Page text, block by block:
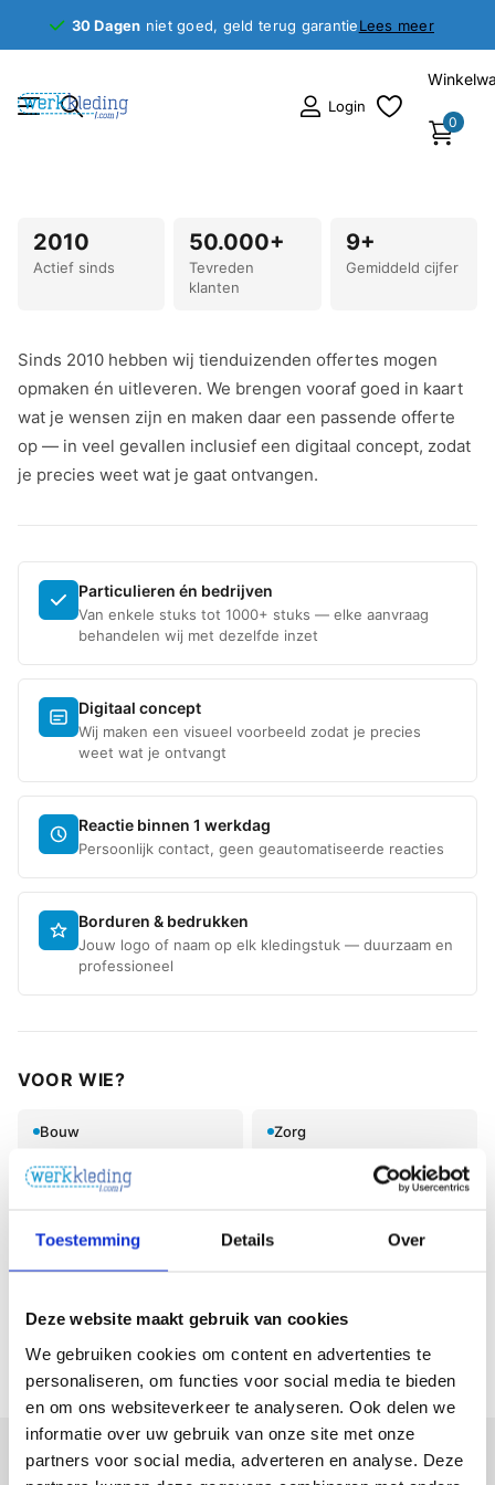
Toestemming Details Over
Deze website maakt gebruik van cookies
We gebruiken cookies om content en advertenties te
personaliseren, om functies voor social media te bieden
en om ons websiteverkeer te analyseren. Ook delen we
informatie over uw gebruik van onze site met onze
partners voor social media, adverteren en analyse. Deze
30 Dagen niet goed, geld terug garantieLees meer
30 Dagen
Login
0
2010
Actief sinds
50.000+
Tevreden
klanten
9+
Gemiddeld cijfer
Sinds 2010 hebben wij tienduizenden offertes mogen
opmaken én uitleveren. We brengen vooraf goed in kaart
wat je wensen zijn en maken daar een passende offerte
op — in veel gevallen inclusief een digitaal concept, zodat
je precies weet wat je gaat ontvangen.
Particulieren én bedrijven
Van enkele stuks tot 1000+ stuks — elke aanvraag
behandelen wij met dezelfde inzet
Digitaal concept
Wij maken een visueel voorbeeld zodat je precies
weet wat je ontvangt
Reactie binnen 1 werkdag
Persoonlijk contact, geen geautomatiseerde reacties
Borduren & bedrukken
Jouw logo of naam op elk kledingstuk — duurzaam en
professioneel
VOOR WIE?
Bouw Zorg
Techniek
Particulieren
Bedrukte werkkleding